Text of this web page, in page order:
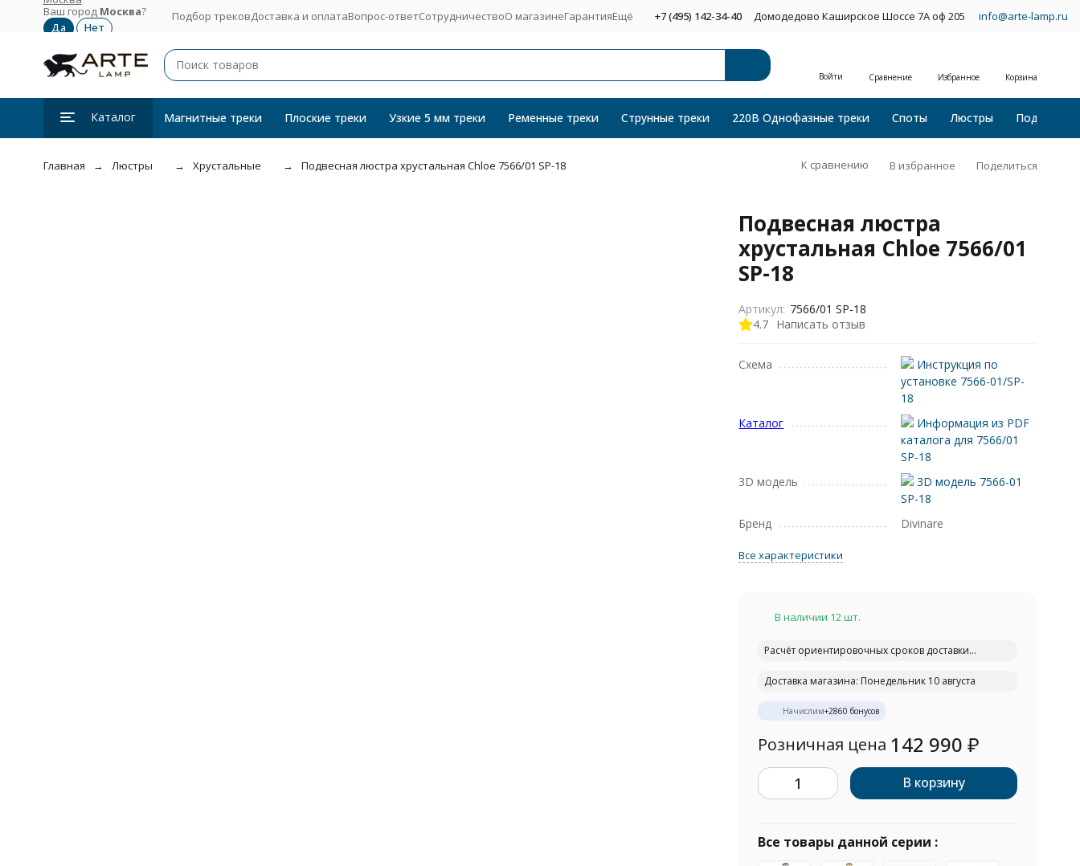
Ваш город Москва? Подбор трековДоставка и оплатаВопрос-ответСотрудничествоО магазинеГарантияЕщё +7 (495) 142-34-40 Домодедово Каширское Шоссе 7А оф 205 info@arte-lamp.ru
Войти Сравнение Избранное Корзина
Каталог Магнитные треки Плоские треки Узкие 5 мм треки Ременные треки Струнные треки 220В Однофазные треки Споты Люстры Подвесные
Главная Люстры Хрустальные Подвесная люстра хрустальная Chloe 7566/01 SP-18 К сравнению В избранное Поделиться
Подвесная люстра
хрустальная Chloe 7566/01
SP-18
4.7 Написать отзыв
Артикул: 7566/01 SP-18
Схема
Инструкция по
установке 7566-01/SP-
18
Каталог
Информация из PDF
каталога для 7566/01
SP-18
3D модель
3D модель 7566-01
SP-18
Бренд
Divinare
Все характеристики
В наличии 12 шт.
Расчёт ориентировочных сроков доставки...
Доставка магазина: Понедельник 10 августа
Начислим+2860 бонусов
Розничная цена 142 990₽
В корзину
Все товары данной серии :